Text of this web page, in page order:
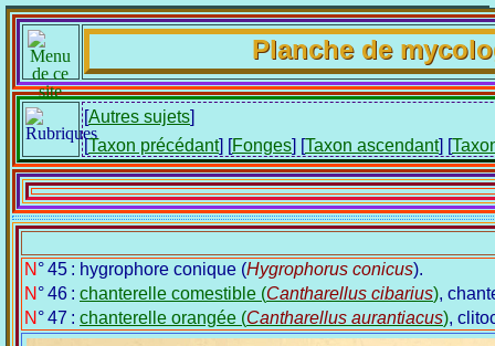
Planche de
[Autres sujets]
[Taxon précédant] [Fonges] [Taxon ascendant] [
N° 45 : hygrophore conique (Hygrophorus conicus).
N° 46 : chanterelle comestible (Cantharellus cibarius),
N° 47 : chanterelle orangée (Cantharellus aurantiacus),